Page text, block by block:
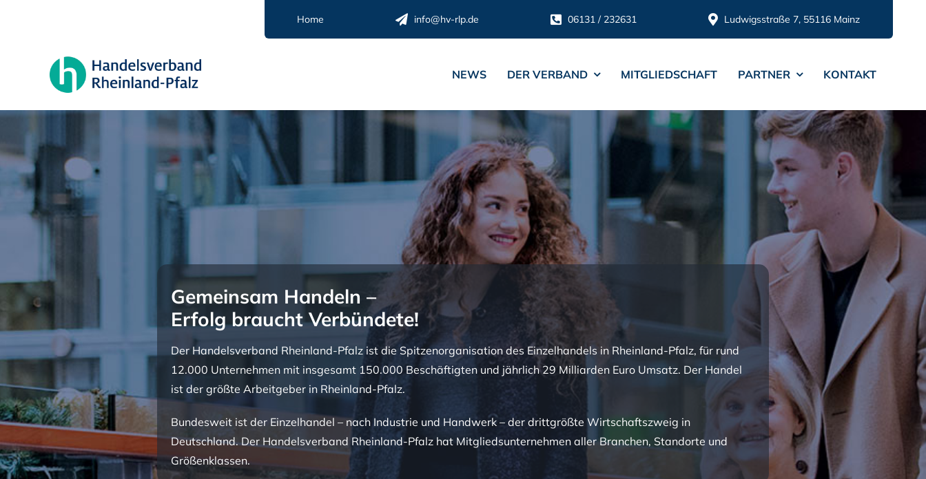
Home info@hv-rlp.de 06131 / 232631 Ludwigsstraße 7, 55116 Mainz
NEWS DER VERBAND MITGLIEDSCHAFT PARTNER KONTAKT
Gemeinsam Handeln –
Erfolg braucht Verbündete!
Der Handelsverband Rheinland-Pfalz ist die Spitzenorganisation des Einzelhandels in Rheinland-Pfalz, für rund
12.000 Unternehmen mit insgesamt 150.000 Beschäftigten und jährlich 29 Milliarden Euro Umsatz. Der Handel
ist der größte Arbeitgeber in Rheinland-Pfalz.
Bundesweit ist der Einzelhandel – nach Industrie und Handwerk – der drittgrößte Wirtschaftszweig in
Deutschland.Der Handelsverband Rheinland-Pfalz hat Mitgliedsunternehmen aller Branchen, Standorte und
Größenklassen.